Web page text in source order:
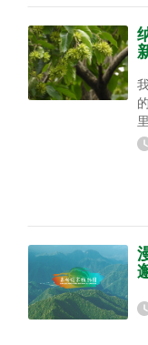
季常